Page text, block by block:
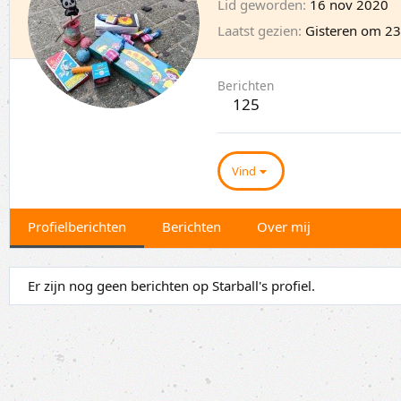
Lid geworden 16 nov 2020
Laatst gezien Gisteren om
Berichten
125
Vind
Profielberichten Berichten Over mij
Er zijn nog geen berichten op Starball's profiel.